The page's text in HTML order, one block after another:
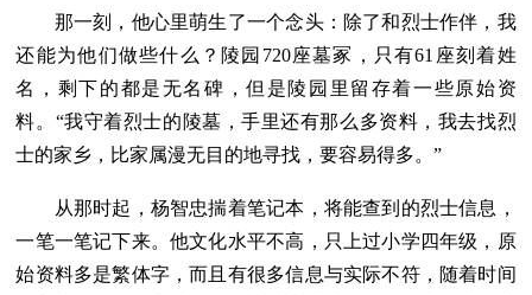
那一刻，他心里萌生了一个念头：除了和烈士作伴，我
还能为他们做些什么？陵园720座墓冢，只有61座刻着姓
名，剩下的都是无名碑，但是陵园里留存着一些原始资
料。“我守着烈士的陵墓，手里还有那么多资料，我去找烈
士的家乡，比家属漫无目的地寻找，要容易得多。”
从那时起，杨智忠揣着笔记本，将能查到的烈士信息，
一笔一笔记下来。他文化水平不高，只上过小学四年级，原
始资料多是繁体字，而且有很多信息与实际不符，随着时间